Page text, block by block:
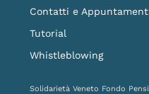
Contatti e
Tutorial
Whistleblowing
Solidarietà Veneto Fondo